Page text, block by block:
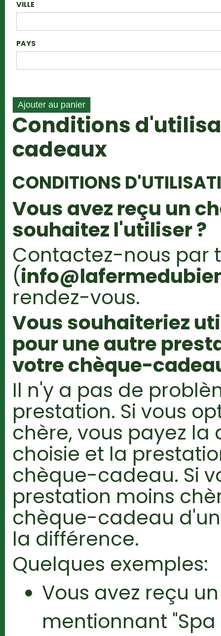
VILLE
PAYS
Conditions
cadeaux
CONDITIONS
Vous avez reçu un
souhaitez l'utiliser ?
Contactez-nous par
(
rendez-vous.
Vous souhaiteriez
pour une autre
votre chèque-
Il n'y a pas de
prestation. Si vous
chère, vous payez
choisie et la
chèque-cadeau. Si
prestation moins
chèque-cadeau
la différence.
Quelques exemples:
Vous avez reçu
mentionnant "Spa